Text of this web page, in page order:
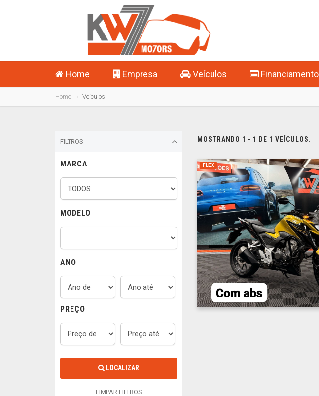
Home Empresa Veículos Financiamento
Home Veículos
FILTROS
MARCA
MODELO
ANO
PREÇO
LOCALIZAR
LIMPAR FILTROS
MOSTRANDO 1 - 1 DE 1 VEÍCULOS.
FLEX